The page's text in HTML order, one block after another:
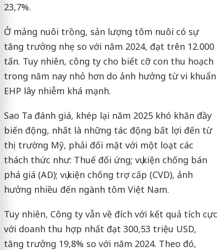
23,7%.
Ở mảng nuôi trồng, sản lượng tôm nuôi có sự
tăng trưởng nhẹ so với năm 2024, đạt trên 12.000
tấn. Tuy nhiên, công ty cho biết cỡ con thu hoạch
trong năm nay nhỏ hơn do ảnh hưởng từ vi khuẩn
EHP lây nhiễm khá mạnh.
Sao Ta đánh giá, khép lại năm 2025 khó khăn đầy
biến động, nhất là những tác động bất lợi đến từ
thị trường Mỹ, phải đối mặt với một loạt các
thách thức như: Thuế đối ứng; vụ kiện chống bán
phá giá (AD); vụ kiện chống trợ cấp (CVD), ảnh
hưởng nhiều đến ngành tôm Việt Nam.
Tuy nhiên, Công ty vẫn về đích với kết quả tích cực
với doanh thu hợp nhất đạt 300,53 triệu USD,
tăng trưởng 19,8% so với năm 2024. Theo đó,